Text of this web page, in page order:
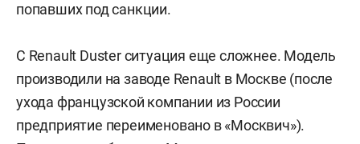
попавших под санкции.
С Renault Duster ситуация еще сложнее. Модель
производили на заводе Renault в Москве (после
ухода французской компании из России
предприятие переименовано в «Москвич»).